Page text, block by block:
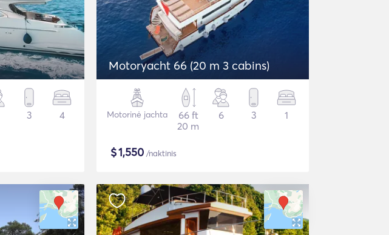
3 4
Motoryacht 66 (20 m 3 cabins)
Motorinė jachta
66 ft
20 m
6 3 1
$1,550 /naktinis